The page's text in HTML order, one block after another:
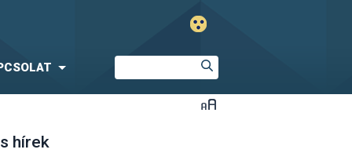
hírek